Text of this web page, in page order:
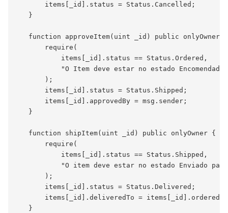
       items[_id].status = Status.Cancelled;
   }
   function approveItem(uint _id) public onlyOwner {
       require(
           items[_id].status == Status.Ordered,
"O Item deve estar no estado Encomendado
       );
       items[_id].status = Status.Shipped;
       items[_id].approvedBy = msg.sender;
   }
   function shipItem(uint _id) public onlyOwner {
       require(
           items[_id].status == Status.Shipped,
"O item deve estar no estado Enviado
       );
       items[_id].status = Status.Delivered;
items[_id].deliveredTo =
   }